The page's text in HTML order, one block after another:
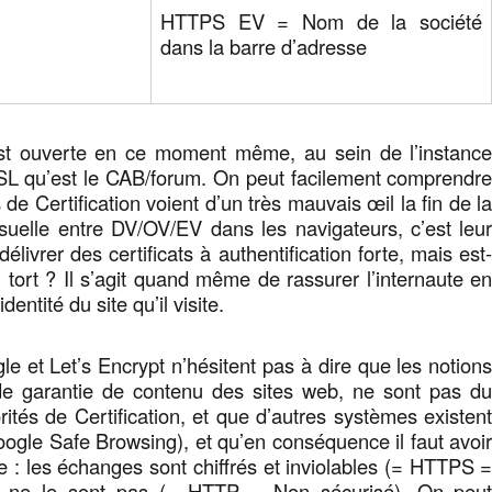
HTTPS EV = Nom de la société
dans la barre d’adresse
ouverte en ce moment même, au sein de l’instance
qu’est le CAB/forum. On peut facilement comprendre
Certification voient d’un très mauvais œil la fin de la
entre DV/OV/EV dans les navigateurs, c’est leur
des certificats à authentification forte, mais est-
? Il s’agit quand même de rassurer l’internaute en
du site qu’il visite.
et Let’s Encrypt n’hésitent pas à dire que les notions
garantie de contenu des sites web, ne sont pas du
de Certification, et que d’autres systèmes existent
Safe Browsing), et qu’en conséquence il faut avoir
: les échanges sont chiffrés et inviolables (= HTTPS =